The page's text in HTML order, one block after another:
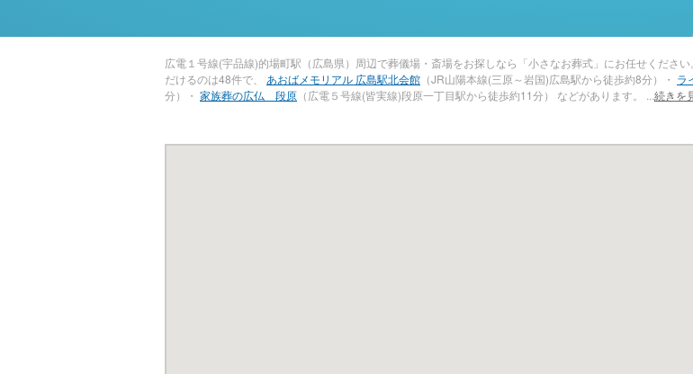
広電１号線(宇品線)的場町駅（広島県）周辺で葬儀場・斎場をお探しなら「小さなお葬式」にお任せくださ
だけるのは48件で、 あおばメモリアル 広島駅北会館 （JR山陽本線(三原～岩国)広島駅から徒歩約8分）・ ラ
分）・ 家族葬の広仏 段原 （広電５号線(皆実線)段原一丁目駅から徒歩約11分） などがあります。
続きを